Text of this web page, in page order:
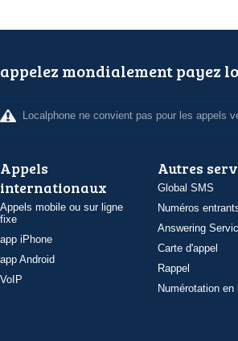
appelez mondialement payez
Localphone ne convient pas pour les appels
Appels
internationaux
Appels mobile ou sur ligne
fixe
app iPhone
app Android
VoIP
Autres
Global SMS
Numéros
Answering
Carte d'appel
Rappel
Numérotation en